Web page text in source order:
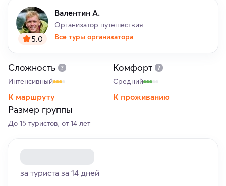
5.0
Валентин А.
Организатор путешествия
Все туры организатора
Сложность
Интенсивный
К маршруту
Комфорт
Средний
К проживанию
Размер группы
До 15 туристов, от 14 лет
за туриста за 14 дней